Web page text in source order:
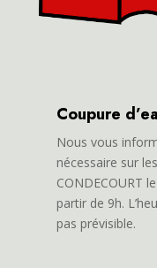
Coupure
Nous vous
nécessaire sur
CONDECOURT
partir de 9h.
pas prévisible.